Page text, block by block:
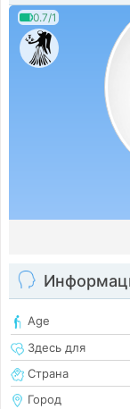
0.7/1
Age
Здесь для
Страна
Город